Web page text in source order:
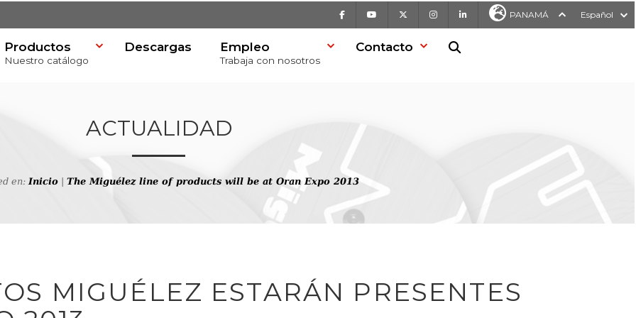
Facebook Youtube InstagramLinkedIn PANAMÁ Español
Productos
Nuestro catálogo
Descargas Empleo
Trabaja con nosotros
Contacto
ACTUALIDAD
en:Inicio| The Miguélez line of products will be at Oran Expo 2013
MIGUÉLEZ ESTARÁN PRESENTES